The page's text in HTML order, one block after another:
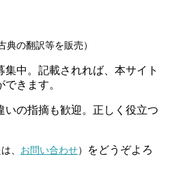
古典の翻訳等を販売）
中。記載されれば、本サイト
きます。
いの指摘も歓迎。正しく役立つ
、 お問い合わせ）
をどうぞよろ